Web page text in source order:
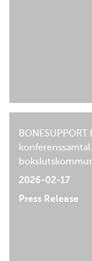
2026-02-17
Press Release